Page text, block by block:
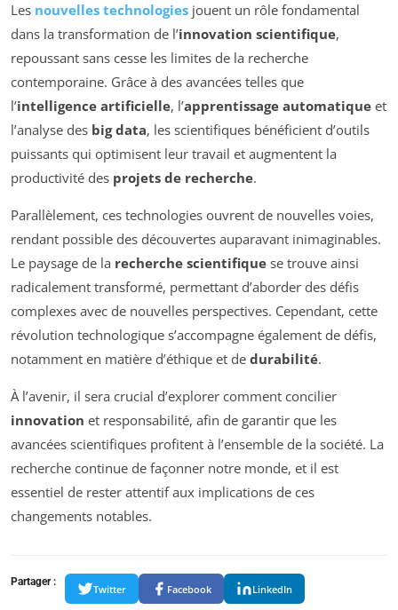
Les nouvelles technologies jouent un rôle fondamental
dans la transformation de l’innovation scientifique,
repoussant sans cesse les limites de la recherche
contemporaine. Grâce à des avancées telles que
l’intelligence artificielle, l’apprentissage automatique et
l’analyse des big data, les scientifiques bénéficient d’outils
puissants qui optimisent leur travail et augmentent la
productivité des projets de recherche.
Parallèlement, ces technologies ouvrent de nouvelles voies,
rendant possible des découvertes auparavant inimaginables.
Le paysage de la recherche scientifique se trouve ainsi
radicalement transformé, permettant d’aborder des défis
complexes avec de nouvelles perspectives. Cependant, cette
révolution technologique s’accompagne également de défis,
notamment en matière d’éthique et de durabilité.
À l’avenir, il sera crucial d’explorer comment concilier
innovation et responsabilité, afin de garantir que les
avancées scientifiques profitent à l’ensemble de la société. La
recherche continue de façonner notre monde, et il est
essentiel de rester attentif aux implications de ces
changements notables.
Partager :
Twitter Facebook LinkedIn